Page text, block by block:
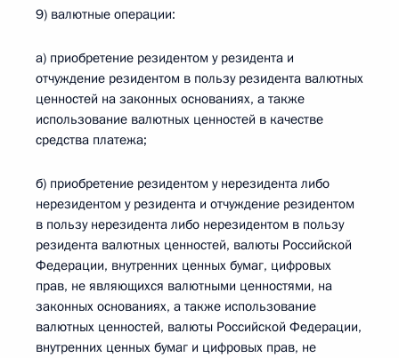
9) валютные операции:
а) приобретение резидентом у резидента и
отчуждение резидентом в пользу резидента валютных
ценностей на законных основаниях, а также
использование валютных ценностей в качестве
средства платежа;
б) приобретение резидентом у нерезидента либо
нерезидентом у резидента и отчуждение резидентом
в пользу нерезидента либо нерезидентом в пользу
резидента валютных ценностей, валюты Российской
Федерации, внутренних ценных бумаг, цифровых
прав, не являющихся валютными ценностями, на
законных основаниях, а также использование
валютных ценностей, валюты Российской Федерации,
внутренних ценных бумаг и цифровых прав, не